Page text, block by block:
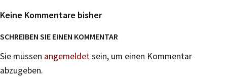
Keine Kommentare bisher
SCHREIBEN SIE EINEN KOMMENTAR
Sie müssen angemeldetsein, um einen Kommentar
abzugeben.